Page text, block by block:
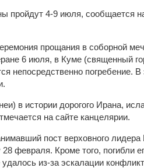
пройдут 4-9 июля, сообщается
прощания в соборной
6 июля, в Куме (священный
непосредственно погребение.
в истории дорогого Ирана,
на сайте канцелярии.
пост верховного лидера
февраля. Кроме того, погибли
из-за эскалации